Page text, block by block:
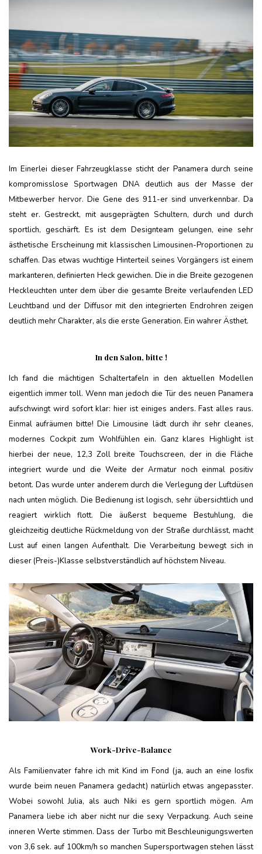
Im Einerlei dieser Fahrzeugklasse sticht der Panamera durch seine
kompromisslose Sportwagen DNA deutlich aus der Masse der
Mitbewerber hervor. Die Gene des 911-er sind unverkennbar. Da
steht er. Gestreckt, mit ausgeprägten Schultern, durch und durch
sportlich, geschärft. Es ist dem Designteam gelungen, eine sehr
ästhetische Erscheinung mit klassischen Limousinen-Proportionen zu
schaffen. Das etwas wuchtige Hinterteil seines Vorgängers ist einem
markanteren, definierten Heck gewichen. Die in die Breite gezogenen
Heckleuchten unter dem über die gesamte Breite verlaufenden LED
Leuchtband und der Diffusor mit den integrierten Endrohren zeigen
deutlich mehr Charakter, als die erste Generation. Ein wahrer Ästhet.
In den Salon, bitte !
Ich fand die mächtigen Schaltertafeln in den aktuellen Modellen
eigentlich immer toll. Wenn man jedoch die Tür des neuen Panamera
aufschwingt wird sofort klar: hier ist einiges anders. Fast alles raus.
Einmal aufräumen bitte! Die Limousine lädt durch ihr sehr cleanes,
modernes Cockpit zum Wohlfühlen ein. Ganz klares Highlight ist
hierbei der neue, 12,3 Zoll breite Touchscreen, der in die Fläche
integriert wurde und die Weite der Armatur noch einmal positiv
betont. Das wurde unter anderem durch die Verlegung der Luftdüsen
nach unten möglich. Die Bedienung ist logisch, sehr übersichtlich und
reagiert wirklich flott. Die äußerst bequeme Bestuhlung, die
gleichzeitig deutliche Rückmeldung von der Straße durchlässt, macht
Lust auf einen langen Aufenthalt. Die Verarbeitung bewegt sich in
dieser (Preis-)Klasse selbstverständlich auf höchstem Niveau.
Work-Drive-Balance
Als Familienvater fahre ich mit Kind im Fond (ja, auch an eine Iosfix
wurde beim neuen Panamera gedacht) natürlich etwas angepasster.
Wobei sowohl Julia, als auch Niki es gern sportlich mögen. Am
Panamera liebe ich aber nicht nur die sexy Verpackung. Auch seine
inneren Werte stimmen. Dass der Turbo mit Beschleunigungswerten
von 3,6 sek. auf 100km/h so manchen Supersportwagen stehen lässt